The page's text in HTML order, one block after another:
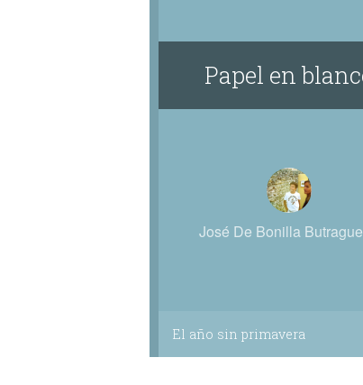
Papel en
José De Bonilla
El año sin primavera